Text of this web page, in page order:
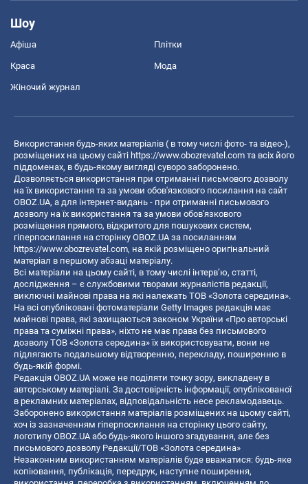
Шоу
Афіша Плітки
Краса Мода
Жіночий журнал
Використання будь-яких матеріалів ( в тому числі фото- та відео-),
розміщених на цьому сайті https://www.obozrevatel.com та всіх його
піддоменах, в будь-якому вигляді суворо заборонено.
Дозволяється використання при отриманні письмового дозволу
на їх використання та за умови обов'язкового посилання на сайт
OBOZ.UA, а для інтернет-видань - при отриманні письмового
дозволу на їх використання та за умови обов'язкового
розміщення прямого, відкритого для пошукових систем,
гіперпосилання на сторінку OBOZ.UA за посиланням
https://www.obozrevatel.com, на якій розміщено оригінальний
матеріал в першому абзаці матеріалу.
Всі матеріали на цьому сайті, в тому числі інтерв’ю, статті,
дослідження – є службовими творами журналістів редакції,
виключні майнові права на які належать ТОВ «Золота середина».
На всі опубліковані фотоматеріали Getty Images редакція має
майнові права, які захищаються законом України «Про авторські
права та суміжні права», ніхто не має права без письмового
дозволу ТОВ «Золота середина» їх використовувати, вони не
підлягають подальшому відтворенню, перекладу, поширенню в
будь-якій формі.
Редакція OBOZ.UA може не поділяти точку зору, викладену в
авторському матеріалі. За достовірність інформації, опублікованої
в рекламних матеріалах, відповідальність несе рекламодавець.
Заборонено використання матеріалів розміщених на цьому сайті,
хоч із зазначенням гіперпосилання на сторінку цього сайту,
логотипу OBOZ.UA або будь-якого іншого згадування, але без
письмового дозволу Редакції/ТОВ «Золота середина»
Незаконним використанням матеріалів буде вважатися: будь-яке
копiювання, публiкацiя, передрук, наступне поширення,